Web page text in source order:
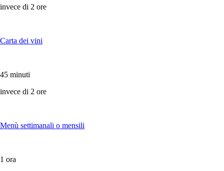
invece di 2 ore
Carta dei vini
45 minuti
invece di 2 ore
Menù settimanali o mensili
1 ora